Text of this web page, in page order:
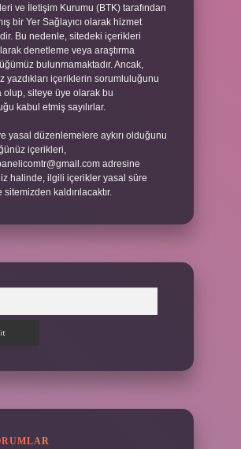
ve İletişim Kurumu (BTK) tarafından
bir Yer Sağlayıcı olarak hizmet
Bu nedenle, sitedeki içerikleri
denetleme veya araştırma
bulunmamaktadır. Ancak,
yazdıkları içeriklerin sorumluluğunu
olup, siteye üye olarak bu
kabul etmiş sayılırlar.
yasal düzenlemelere aykırı olduğunu
içerikleri,
adresine
halinde, ilgili içerikler yasal süre
kaldırılacaktır.